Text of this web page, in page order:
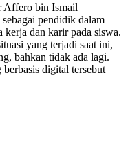
Affero bin Ismail
pendidik dalam
kerja dan karir pada siswa.
yang terjadi saat ini,
bahkan tidak ada lagi.
digital tersebut